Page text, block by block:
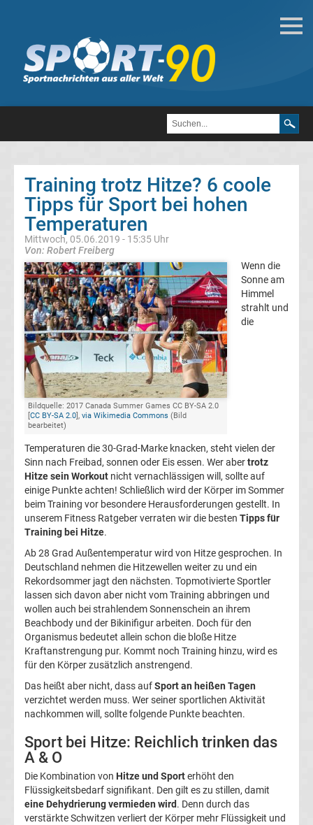
Ratgeber
Ernährungsratgeber
Gesund
eSports
Ratgeber
Ernährungsratgeber
Fit
und
Gesund
eSports
Top-
Aktuell
Bundesliga
Tabelle
Bundesliga
Ergebnisse
2.
Ergebnisse
3.
Liga
Ergebnisse
Training trotz Hitze? 6 coole
Tipps für Sport bei hohen
Temperaturen
Mittwoch, 05.06.2019 - 15:35 Uhr
Von: Robert Freiberg
Bildquelle: 2017 Canada Summer Games CC BY-SA 2.0
[CC BY-SA 2.0], via Wikimedia Commons (Bild
bearbeitet)
Wenn die
Sonne am
Himmel
strahlt und
die
Temperaturen die 30-Grad-Marke knacken, steht vielen der
Sinn nach Freibad, sonnen oder Eis essen. Wer abertrotz
Hitze sein Workout nicht vernachlässigen will, sollte auf
einige Punkte achten! Schließlich wird der Körper im Sommer
beim Training vor besondere Herausforderungen gestellt. In
unserem Fitness Ratgeber verraten wir die besten Tipps für
Training bei Hitze.
Ab 28 Grad Außentemperatur wird von Hitze gesprochen. In
Deutschland nehmen die Hitzewellen weiter zu und ein
Rekordsommer jagt den nächsten. Topmotivierte Sportler
lassen sich davon aber nicht vom Training abbringen und
wollen auch bei strahlendem Sonnenschein an ihrem
Beachbody und der Bikinifigur arbeiten. Doch für den
Organismus bedeutet allein schon die bloße Hitze
Kraftanstrengung pur. Kommt noch Training hinzu, wird es
für den Körper zusätzlich anstrengend.
Das heißt aber nicht, dass aufSport an heißen Tagen
verzichtet werden muss. Wer seiner sportlichen Aktivität
nachkommen will, sollte folgende Punkte beachten.
Sport bei Hitze: Reichlich trinken das
A & O
Die Kombination von Hitze und Sporterhöht den
Flüssigkeitsbedarf signifikant. Den gilt es zu stillen, damit
eine Dehydrierung vermieden wird. Denn durch das
verstärkte Schwitzen verliert der Körper mehr Flüssigkeit und